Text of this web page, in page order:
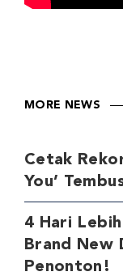
MORE NEWS
Cetak
You’
4 Hari
Brand New
Penonton!